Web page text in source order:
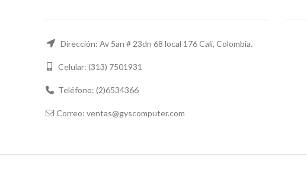
Dirección: Av 5an # 23dn 68 local 176 Cali, Colombia.
Celular: (313) 7501931
Teléfono: (2)6534366
Correo: ventas@gyscomputer.com